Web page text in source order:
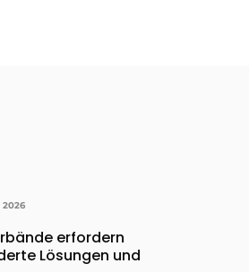
2026
erfordern
Lösungen und